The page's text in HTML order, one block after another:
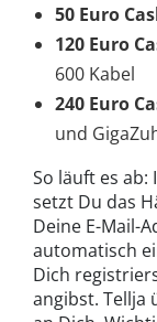
50 Euro
120 Euro
600 Kabel
240 Euro
und
So läuft es ab:
setzt Du das
Deine E-Mail-
automatisch
Dich
angibst. Tellja